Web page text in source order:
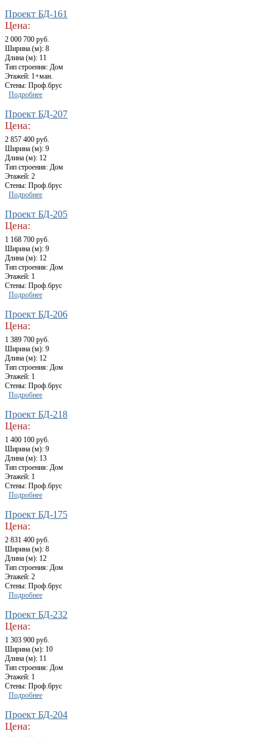
Проект БД-161
Цена:
2 000 700 руб.
Ширина (м): 8
Длина (м): 11
Тип строения: Дом
Этажей: 1+ман.
Стены: Проф.брус
Подробнее
Проект БД-207
Цена:
2 857 400 руб.
Ширина (м): 9
Длина (м): 12
Тип строения: Дом
Этажей: 2
Стены: Проф.брус
Подробнее
Проект БД-205
Цена:
1 168 700 руб.
Ширина (м): 9
Длина (м): 12
Тип строения: Дом
Этажей: 1
Стены: Проф.брус
Подробнее
Проект БД-206
Цена:
1 389 700 руб.
Ширина (м): 9
Длина (м): 12
Тип строения: Дом
Этажей: 1
Стены: Проф.брус
Подробнее
Проект БД-218
Цена:
1 400 100 руб.
Ширина (м): 9
Длина (м): 13
Тип строения: Дом
Этажей: 1
Стены: Проф.брус
Подробнее
Проект БД-175
Цена:
2 831 400 руб.
Ширина (м): 8
Длина (м): 12
Тип строения: Дом
Этажей: 2
Стены: Проф.брус
Подробнее
Проект БД-232
Цена:
1 303 900 руб.
Ширина (м): 10
Длина (м): 11
Тип строения: Дом
Этажей: 1
Стены: Проф.брус
Подробнее
Проект БД-204
Цена: